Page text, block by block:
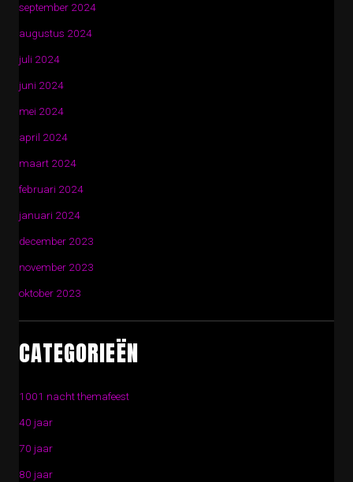
september 2024
augustus 2024
juli 2024
juni 2024
mei 2024
april 2024
maart 2024
februari 2024
januari 2024
december 2023
november 2023
oktober 2023
CATEGORIEËN
1001 nacht themafeest
40 jaar
70 jaar
80 jaar